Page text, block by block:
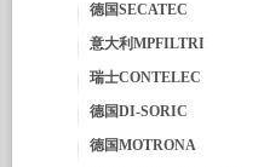
德国SECATEC
意大利MPFILTRI
瑞士CONTELEC
德国DI-SORIC
德国MOTRONA